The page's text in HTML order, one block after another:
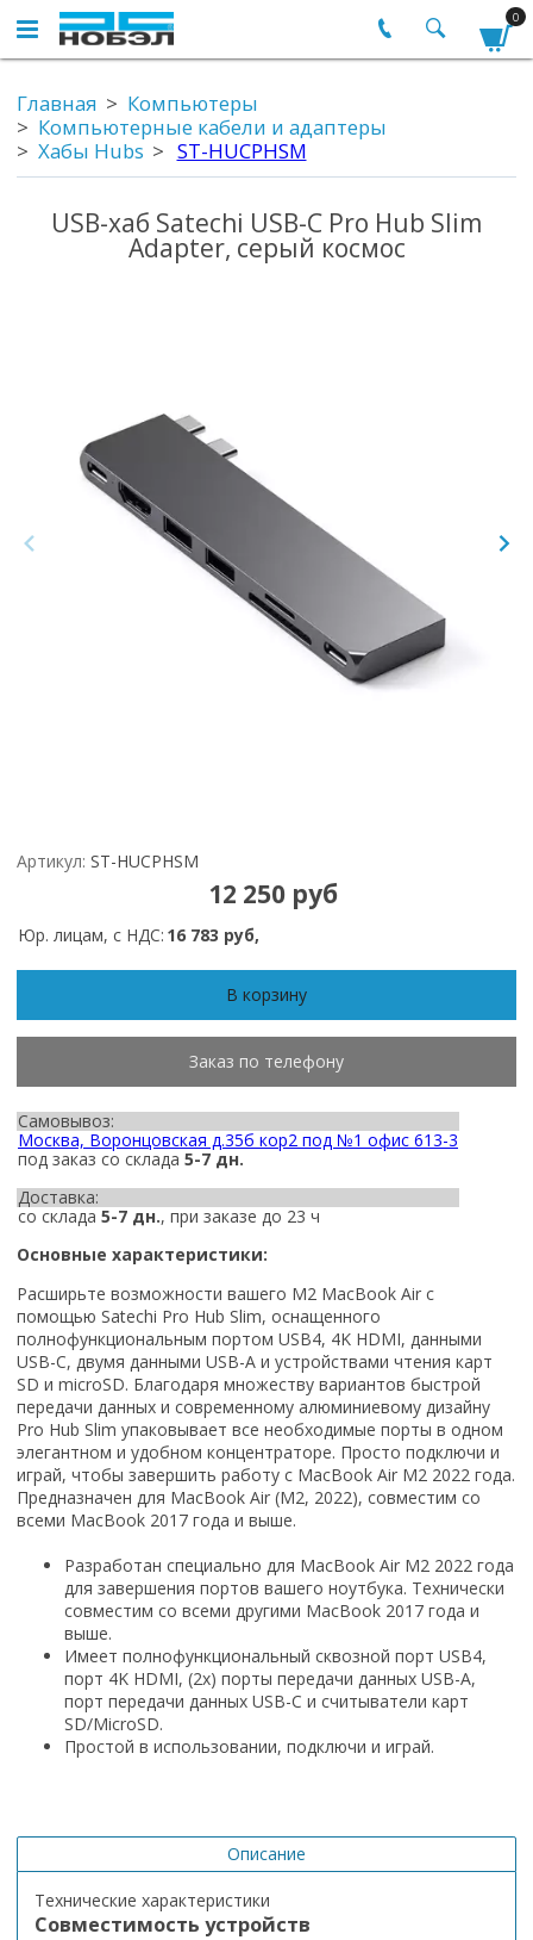
0
Главная
Компьютеры
Компьютерные кабели и адаптеры
Хабы Hubs
ST-HUCPHSM
USB-хаб Satechi USB-C Pro Hub Slim
Adapter, серый космос
Артикул: ST-HUCPHSM
12 250 руб
Юр. лицам, с НДС: 16 783 руб,
В корзину
Заказ по телефону
Самовывоз:
Москва, Воронцовская д.35б кор2 под №1 офис 613-3
под заказ со склада 5-7 дн.
Доставка:
со склада 5-7 дн., при заказе до 23 ч
Основные характеристики:
Расширьте возможности вашего M2 MacBook Air с
помощью Satechi Pro Hub Slim, оснащенного
полнофункциональным портом USB4, 4K HDMI, данными
USB-C, двумя данными USB-A и устройствами чтения карт
SD и microSD. Благодаря множеству вариантов быстрой
передачи данных и современному алюминиевому дизайну
Pro Hub Slim упаковывает все необходимые порты в одном
элегантном и удобном концентраторе. Просто подключи и
играй, чтобы завершить работу с MacBook Air M2 2022 года.
Предназначен для MacBook Air (M2, 2022), совместим со
всеми MacBook 2017 года и выше.
Разработан специально для MacBook Air M2 2022 года
для завершения портов вашего ноутбука. Технически
совместим со всеми другими MacBook 2017 года и
выше.
Имеет полнофункциональный сквозной порт USB4,
порт 4K HDMI, (2x) порты передачи данных USB-A,
порт передачи данных USB-C и считыватели карт
SD/MicroSD.
Простой в использовании, подключи и играй.
Описание
Технические характеристики
Совместимость устройств